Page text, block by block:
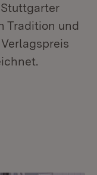
Tradition und